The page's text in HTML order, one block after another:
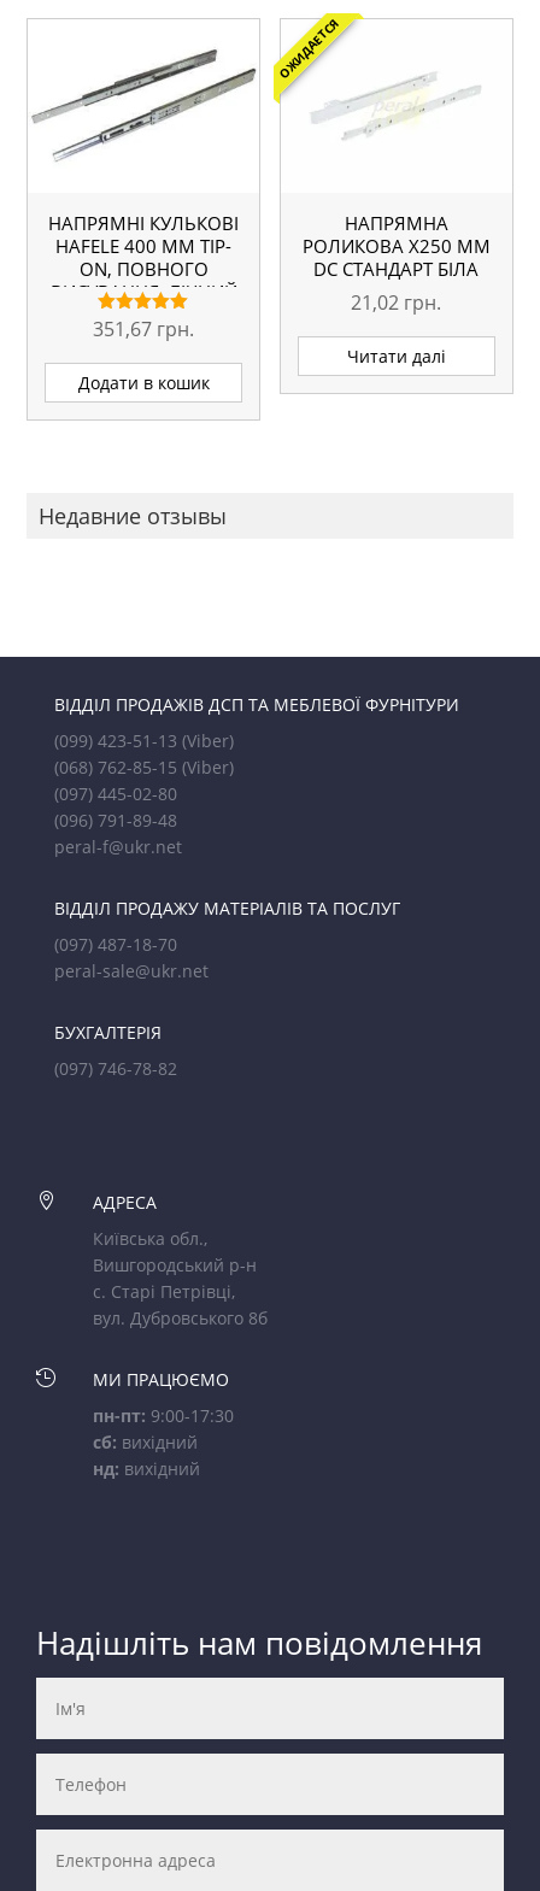
НАПРЯМНІ КУЛЬКОВІ
HAFELE 400 ММ TIP-
ON, ПОВНОГО
ВИСУВАННЯ, БІЧНИЙ
МОНТАЖ
Оцінено в
5.00
351,67 грн.
Додати в кошик
ОЖИДАЕТСЯ
НАПРЯМНА
РОЛИКОВА X250 ММ
DC СТАНДАРТ БІЛА
21,02 грн.
Читати далі
Недавние отзывы
ВІДДІЛ ПРОДАЖІВ ДСП ТА МЕБЛЕВОЇ ФУРНІТУРИ
(099) 423-51-13 (Viber)
(068) 762-85-15 (Viber)
(097) 445-02-80
(096) 791-89-48
peral-f@ukr.net
ВІДДІЛ ПРОДАЖУ МАТЕРІАЛІВ ТА ПОСЛУГ
(097) 487-18-70
peral-sale@ukr.net
БУХГАЛТЕРІЯ
(097) 746-78-82

АДРЕСА
Київська обл.,
Вишгородський р-н
с. Старі Петрівці,
вул. Дубровського 8б

МИ ПРАЦЮЄМО
пн-пт: 9:00-17:30
сб: вихідний
нд: вихідний
Надішліть нам повідомлення